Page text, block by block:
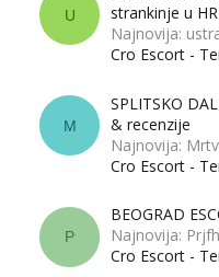
U
strankinje u HR
Najnovija:
Cro Escort -
M
SPLITSKO
& recenzije
Najnovija:
Cro Escort -
P
BEOGRAD
Najnovija:
Cro Escort -